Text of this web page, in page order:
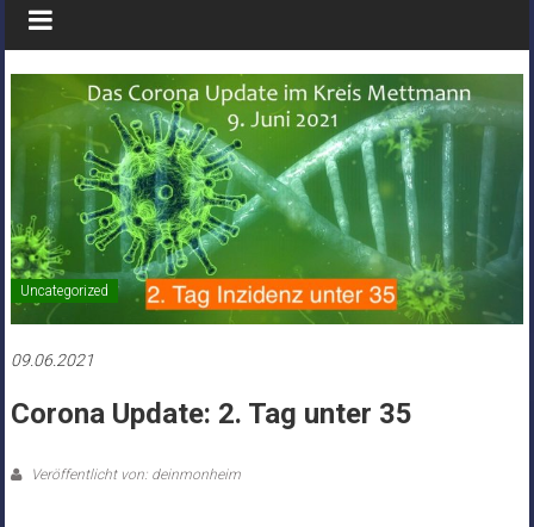
Uncategorized
09.06.2021
Corona Update: 2. Tag unter 35
Veröffentlicht von: deinmonheim